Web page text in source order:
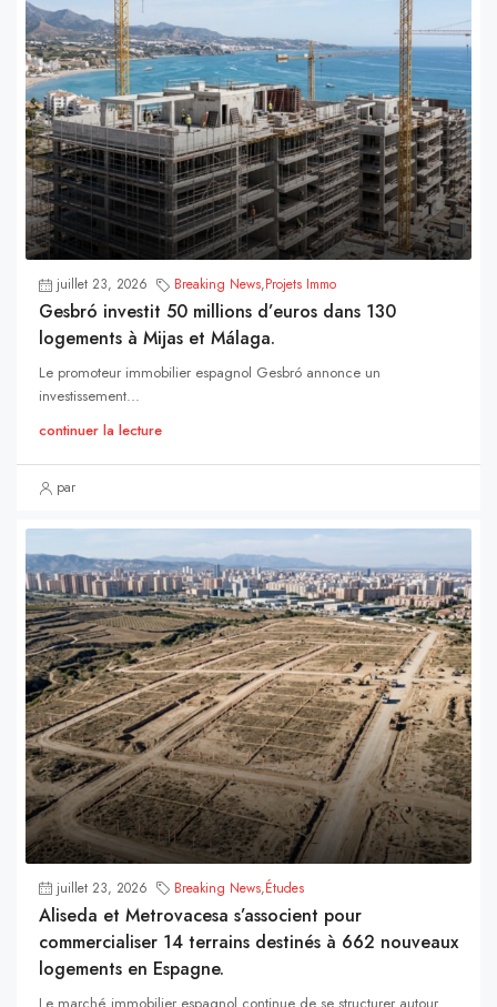
juillet 23, 2026 Breaking News,Projets Immo
Gesbró investit 50 millions d’euros dans 130
logements à Mijas et Málaga.
Le promoteur immobilier espagnol Gesbró annonce un
investissement...
continuer la lecture
par
juillet 23, 2026 Breaking News,Études
Aliseda et Metrovacesa s’associent pour
commercialiser 14 terrains destinés à 662 nouveaux
logements en Espagne.